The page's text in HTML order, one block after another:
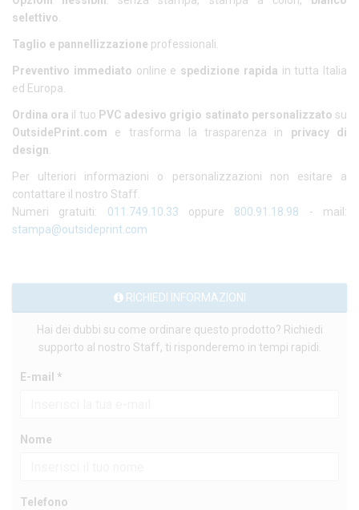
selettivo
Taglio e pannellizzazione professionali.
Preventivo immediato online e spedizione rapida in tutta Italia
ed Europa.
Ordina ora il tuo PVC adesivo grigio satinato personalizzato su
OutsidePrint.com e trasforma la trasparenza in privacy di
design
Per ulteriori informazioni o personalizzazioni non esitare a
contattare il nostro Staff.
Numeri gratuiti: 011.749.10.33 oppure 800.91.18.98 - mail:
stampa@outsideprint.com
RICHIEDI INFORMAZIONI
Hai dei dubbi su come ordinare questo prodotto? Richiedi
supporto al nostro Staff, ti risponderemo in tempi rapidi.
E-mail *
Nome
Telefono